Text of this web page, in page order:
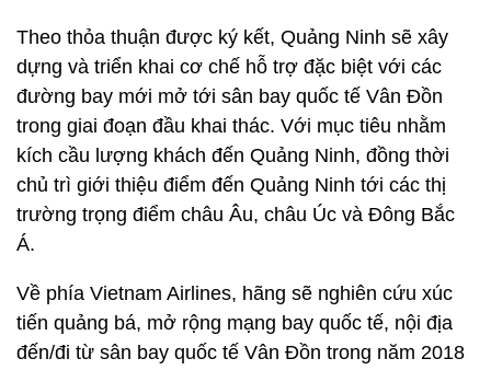
Theo thỏa thuận được ký kết, Quảng Ninh sẽ xây
dựng và triển khai cơ chế hỗ trợ đặc biệt với các
đường bay mới mở tới sân bay quốc tế Vân Đồn
trong giai đoạn đầu khai thác. Với mục tiêu nhằm
kích cầu lượng khách đến Quảng Ninh, đồng thời
chủ trì giới thiệu điểm đến Quảng Ninh tới các thị
trường trọng điểm châu Âu, châu Úc và Đông Bắc
Á.
Về phía Vietnam Airlines, hãng sẽ nghiên cứu xúc
tiến quảng bá, mở rộng mạng bay quốc tế, nội địa
đến/đi từ sân bay quốc tế Vân Đồn trong năm 2018